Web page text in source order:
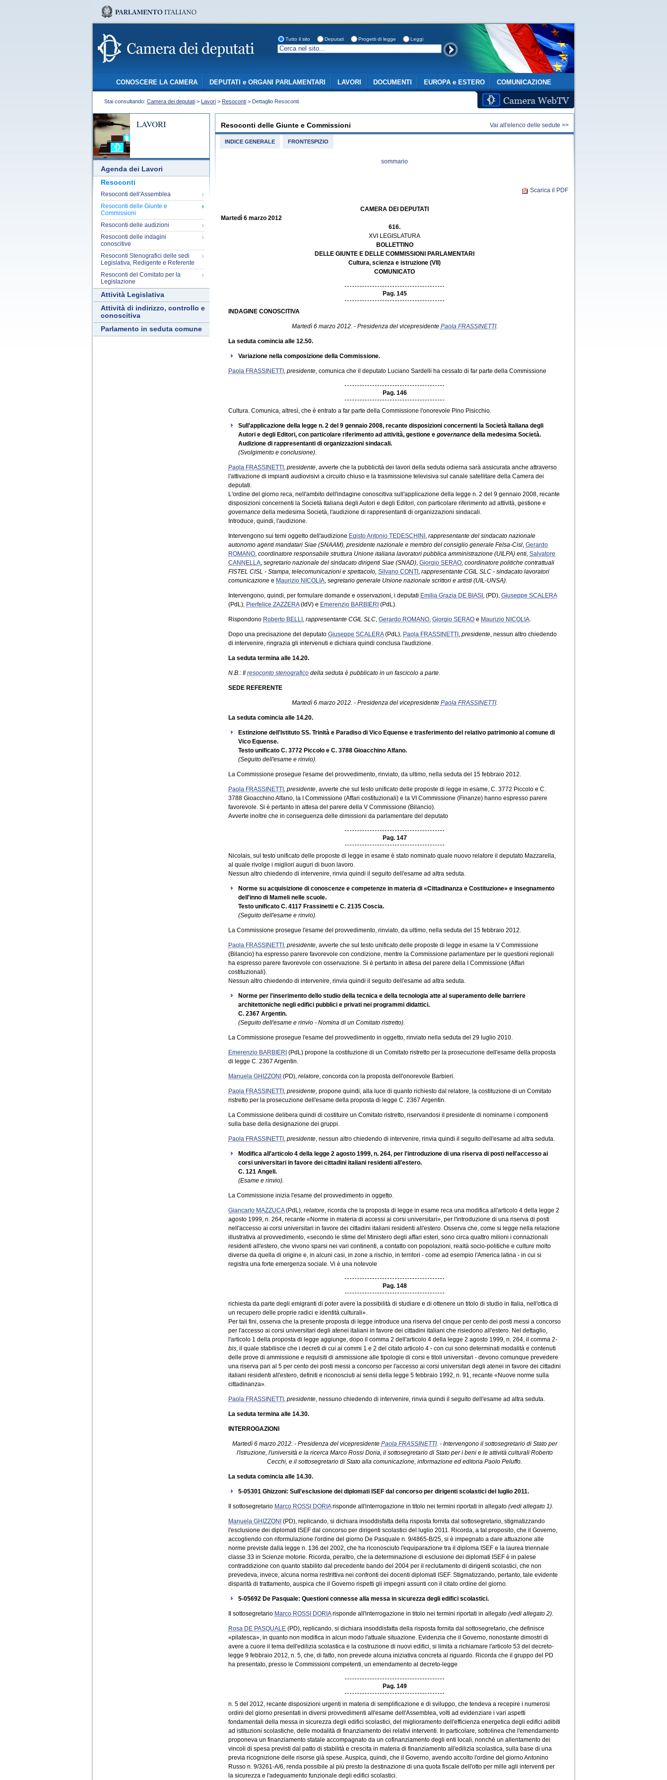
Tutto il sito Deputati Progetti di legge Leggi
CONOSCERE LA CAMERA DEPUTATI e ORGANI PARLAMENTARI LAVORI DOCUMENTI EUROPA e ESTERO COMUNICAZIONE
Stai consultando: Camera dei deputati > Lavori > Resoconti > Dettaglio Resoconti
LAVORI
Agenda dei Lavori
Resoconti
Resoconti dell'Assemblea
Resoconti delle Giunte e
Commissioni
Resoconti delle audizioni
Resoconti delle indagini
conoscitive
Resoconti Stenografici delle sedi
Legislativa, Redigente e Referente
Resoconti del Comitato per la
Legislazione
Attività Legislativa
Attività di indirizzo, controllo e
conoscitiva
Parlamento in seduta comune
Resoconti delle Giunte e Commissioni Vai all'elenco delle sedute >>
INDICE GENERALE FRONTESPIZIO
sommario
Scarica il PDF
CAMERA DEI DEPUTATI
Martedì 6 marzo 2012
616.
XVI LEGISLATURA
BOLLETTINO
DELLE GIUNTE E DELLE COMMISSIONI PARLAMENTARI
Cultura, scienza e istruzione (VII)
COMUNICATO
Pag. 145
INDAGINE CONOSCITIVA
Martedì 6 marzo 2012. - Presidenza del vicepresidente Paola FRASSINETTI.
La seduta comincia alle 12.50.
Variazione nella composizione della Commissione.
Paola FRASSINETTI , presidente, comunica che il deputato Luciano Sardelli ha cessato di far parte della Commissione
Pag. 146
Cultura. Comunica, altresì, che è entrato a far parte della Commissione l'onorevole Pino Pisicchio.
Sull'applicazione della legge n. 2 del 9 gennaio 2008, recante disposizioni concernenti la Società Italiana degli
Autori e degli Editori, con particolare riferimento ad attività, gestione e governance della medesima Società.
Audizione di rappresentanti di organizzazioni sindacali.
(Svolgimento e conclusione).
Paola FRASSINETTI , presidente, avverte che la pubblicità dei lavori della seduta odierna sarà assicurata anche attraverso
l'attivazione di impianti audiovisivi a circuito chiuso e la trasmissione televisiva sul canale satellitare della Camera dei
deputati.
L'ordine del giorno reca, nell'ambito dell'indagine conoscitiva sull'applicazione della legge n. 2 del 9 gennaio 2008, recante
disposizioni concernenti la Società Italiana degli Autori e degli Editori, con particolare riferimento ad attività, gestione e
governance della medesima Società, l'audizione di rappresentanti di organizzazioni sindacali.
Introduce, quindi, l'audizione.
Intervengono sui temi oggetto dell'audizione Egisto Antonio TEDESCHINI , rappresentante del sindacato nazionale
autonomo agenti mandatari Siae (SNAAM), presidente nazionale e membro del consiglio generale Felsa-Cisl, Gerardo
ROMANO, coordinatore responsabile struttura Unione italiana lavoratori pubblica amministrazione (UILPA) enti, Salvatore
CANNELLA, segretario nazionale del sindacato dirigenti Siae (SNAD), Giorgio SERAO, coordinatore politiche contrattuali
FISTEL CISL - Stampa, telecomunicazioni e spettacolo, Silvano CONTI , rappresentante CGIL SLC - sindacato lavoratori
comunicazione e Maurizio NICOLIA, segretario generale Unione nazionale scrittori e artisti (UIL-UNSA).
Intervengono, quindi, per formulare domande e osservazioni, i deputati Emilia Grazia DE BIASI , (PD), Giuseppe SCALERA
(PdL), Pierfelice ZAZZERA(IdV) e Emerenzio BARBIERI (PdL).
Rispondono Roberto BELLI , rappresentante CGIL SLC, Gerardo ROMANO, Giorgio SERAO e Maurizio NICOLIA.
Dopo una precisazione del deputato Giuseppe SCALERA(PdL), Paola FRASSINETTI , presidente, nessun altro chiedendo
di intervenire, ringrazia gli intervenuti e dichiara quindi conclusa l'audizione.
La seduta termina alle 14.20.
N.B.: Il resoconto stenografico della seduta è pubblicato in un fascicolo a parte.
SEDE REFERENTE
Martedì 6 marzo 2012. - Presidenza del vicepresidente Paola FRASSINETTI.
La seduta comincia alle 14.20.
Estinzione dell'Istituto SS. Trinità e Paradiso di Vico Equense e trasferimento del relativo patrimonio al comune di
Vico Equense.
Testo unificato C. 3772 Piccolo e C. 3788 Gioacchino Alfano.
(Seguito dell'esame e rinvio).
La Commissione prosegue l'esame del provvedimento, rinviato, da ultimo, nella seduta del 15 febbraio 2012.
Paola FRASSINETTI , presidente, avverte che sul testo unificato delle proposte di legge in esame, C. 3772 Piccolo e C.
3788 Gioacchino Alfano, la I Commissione (Affari costituzionali) e la VI Commissione (Finanze) hanno espresso parere
favorevole. Si è pertanto in attesa del parere della V Commissione (Bilancio).
Avverte inoltre che in conseguenza delle dimissioni da parlamentare del deputato
Pag. 147
Nicolais, sul testo unificato delle proposte di legge in esame è stato nominato quale nuovo relatore il deputato Mazzarella,
al quale rivolge i migliori auguri di buon lavoro.
Nessun altro chiedendo di intervenire, rinvia quindi il seguito dell'esame ad altra seduta.
Norme su acquisizione di conoscenze e competenze in materia di «Cittadinanza e Costituzione» e insegnamento
dell'inno di Mameli nelle scuole.
Testo unificato C. 4117 Frassinetti e C. 2135 Coscia.
(Seguito dell'esame e rinvio).
La Commissione prosegue l'esame del provvedimento, rinviato, da ultimo, nella seduta del 15 febbraio 2012.
Paola FRASSINETTI , presidente, avverte che sul testo unificato delle proposte di legge in esame la V Commissione
(Bilancio) ha espresso parere favorevole con condizione, mentre la Commissione parlamentare per le questioni regionali
ha espresso parere favorevole con osservazione. Si è pertanto in attesa del parere della I Commissione (Affari
costituzionali).
Nessun altro chiedendo di intervenire, rinvia quindi il seguito dell'esame ad altra seduta.
Norme per l'inserimento dello studio della tecnica e della tecnologia atte al superamento delle barriere
architettoniche negli edifici pubblici e privati nei programmi didattici.
C. 2367 Argentin.
(Seguito dell'esame e rinvio - Nomina di un Comitato ristretto).
La Commissione prosegue l'esame del provvedimento in oggetto, rinviato nella seduta del 29 luglio 2010.
Emerenzio BARBIERI (PdL) propone la costituzione di un Comitato ristretto per la prosecuzione dell'esame della proposta
di legge C. 2367 Argentin.
Manuela GHIZZONI (PD), relatore, concorda con la proposta dell'onorevole Barbieri.
Paola FRASSINETTI , presidente, propone quindi, alla luce di quanto richiesto dal relatore, la costituzione di un Comitato
ristretto per la prosecuzione dell'esame della proposta di legge C. 2367 Argentin.
La Commissione delibera quindi di costituire un Comitato ristretto, riservandosi il presidente di nominarne i componenti
sulla base della designazione dei gruppi.
Paola FRASSINETTI , presidente, nessun altro chiedendo di intervenire, rinvia quindi il seguito dell'esame ad altra seduta.
Modifica all'articolo 4 della legge 2 agosto 1999, n. 264, per l'introduzione di una riserva di posti nell'accesso ai
corsi universitari in favore dei cittadini italiani residenti all'estero.
C. 121 Angeli.
(Esame e rinvio).
La Commissione inizia l'esame del provvedimento in oggetto.
Giancarlo MAZZUCA(PdL), relatore, ricorda che la proposta di legge in esame reca una modifica all'articolo 4 della legge 2
agosto 1999, n. 264, recante «Norme in materia di accessi ai corsi universitari», per l'introduzione di una riserva di posti
nell'accesso ai corsi universitari in favore dei cittadini italiani residenti all'estero. Osserva che, come si legge nella relazione
illustrativa al provvedimento, «secondo le stime del Ministero degli affari esteri, sono circa quattro milioni i connazionali
residenti all'estero, che vivono sparsi nei vari continenti, a contatto con popolazioni, realtà socio-politiche e culture molto
diverse da quella di origine e, in alcuni casi, in zone a rischio, in territori - come ad esempio l'America latina - in cui si
registra una forte emergenza sociale. Vi è una notevole
Pag. 148
richiesta da parte degli emigranti di poter avere la possibilità di studiare e di ottenere un titolo di studio in Italia, nell'ottica di
un recupero delle proprie radici e identità culturali».
Per tali fini, osserva che la presente proposta di legge introduce una riserva del cinque per cento dei posti messi a concorso
per l'accesso ai corsi universitari degli atenei italiani in favore dei cittadini italiani che risiedono all'estero. Nel dettaglio,
l'articolo 1 della proposta di legge aggiunge, dopo il comma 2 dell'articolo 4 della legge 2 agosto 1999, n. 264, il comma 2-
bis, il quale stabilisce che i decreti di cui ai commi 1 e 2 del citato articolo 4 - con cui sono determinati modalità e contenuti
delle prove di ammissione e requisiti di ammissione alle tipologie di corsi e titoli universitari - devono comunque prevedere
una riserva pari al 5 per cento dei posti messi a concorso per l'accesso ai corsi universitari degli atenei in favore dei cittadini
italiani residenti all'estero, definiti e riconosciuti ai sensi della legge 5 febbraio 1992, n. 91, recante «Nuove norme sulla
cittadinanza».
Paola FRASSINETTI , presidente, nessuno chiedendo di intervenire, rinvia quindi il seguito dell'esame ad altra seduta.
La seduta termina alle 14.30.
INTERROGAZIONI
Martedì 6 marzo 2012. - Presidenza del vicepresidente Paola FRASSINETTI. - Intervengono il sottosegretario di Stato per
l'istruzione, l'università e la ricerca Marco Rossi Doria, il sottosegretario di Stato per i beni e le attività culturali Roberto
Cecchi, e il sottosegretario di Stato alla comunicazione, informazione ed editoria Paolo Peluffo.
La seduta comincia alle 14.30.
5-05301 Ghizzoni: Sull'esclusione dei diplomati ISEF dal concorso per dirigenti scolastici del luglio 2011.
Il sottosegretario Marco ROSSI DORIArisponde all'interrogazione in titolo nei termini riportati in allegato (vedi allegato 1).
Manuela GHIZZONI (PD), replicando, si dichiara insoddisfatta della risposta fornita dal sottosegretario, stigmatizzando
l'esclusione dei diplomati ISEF dal concorso per dirigenti scolastici del luglio 2011. Ricorda, a tal proposito, che il Governo,
accogliendo con riformulazione l'ordine del giorno De Pasquale n. 9/4865-B/25, si è impegnato a dare attuazione alle
norme previste dalla legge n. 136 del 2002, che ha riconosciuto l'equiparazione tra il diploma ISEF e la laurea triennale
classe 33 in Scienze motorie. Ricorda, peraltro, che la determinazione di esclusione dei diplomati ISEF è in palese
contraddizione con quanto stabilito dal precedente bando del 2004 per il reclutamento di dirigenti scolastici, che non
prevedeva, invece, alcuna norma restrittiva nei confronti dei docenti diplomati ISEF. Stigmatizzando, pertanto, tale evidente
disparità di trattamento, auspica che il Governo rispetti gli impegni assunti con il citato ordine del giorno.
5-05692 De Pasquale: Questioni connesse alla messa in sicurezza degli edifici scolastici.
Il sottosegretario Marco ROSSI DORIArisponde all'interrogazione in titolo nei termini riportati in allegato (vedi allegato 2).
Rosa DE PASQUALE (PD), replicando, si dichiara insoddisfatta della risposta fornita dal sottosegretario, che definisce
«pilatesca», in quanto non modifica in alcun modo l'attuale situazione. Evidenzia che il Governo, nonostante dimostri di
avere a cuore il tema dell'edilizia scolastica e la costruzione di nuovi edifici, si limita a richiamare l'articolo 53 del decreto-
legge 9 febbraio 2012, n. 5, che, di fatto, non prevede alcuna iniziativa concreta al riguardo. Ricorda che il gruppo del PD
ha presentato, presso le Commissioni competenti, un emendamento al decreto-legge
Pag. 149
n. 5 del 2012, recante disposizioni urgenti in materia di semplificazione e di sviluppo, che tendeva a recepire i numerosi
ordini del giorno presentati in diversi provvedimenti all'esame dell'Assemblea, volti ad evidenziare i vari aspetti
fondamentali della messa in sicurezza degli edifici scolastici, del miglioramento dell'efficienza energetica degli edifici adibiti
ad istituzioni scolastiche, delle modalità di finanziamento dei relativi interventi. In particolare, sottolinea che l'emendamento
proponeva un finanziamento statale accompagnato da un cofinanziamento degli enti locali, nonché un allentamento dei
vincoli di spesa previsti dal patto di stabilità e crescita in materia di finanziamento all'edilizia scolastica, sulla base di una
previa ricognizione delle risorse già spese. Auspica, quindi, che il Governo, avendo accolto l'ordine del giorno Antonino
Russo n. 9/3261-A/6, renda possibile al più presto la destinazione di una quota fiscale dell'otto per mille agli interventi per
la sicurezza e l'adeguamento funzionale degli edifici scolastici.